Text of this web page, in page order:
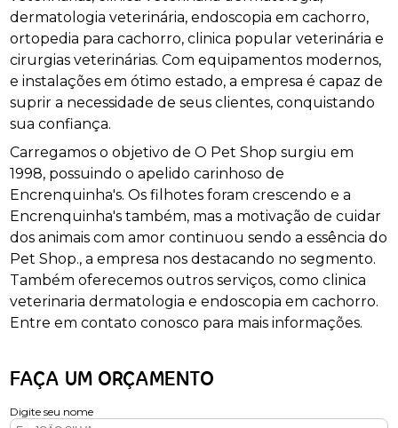
dermatologia veterinária, endoscopia em cachorro,
ortopedia para cachorro, clinica popular veterinária e
cirurgias veterinárias. Com equipamentos modernos,
e instalações em ótimo estado, a empresa é capaz de
suprir a necessidade de seus clientes, conquistando
sua confiança.
Carregamos o objetivo de O Pet Shop surgiu em
1998, possuindo o apelido carinhoso de
Encrenquinha's. Os filhotes foram crescendo e a
Encrenquinha's também, mas a motivação de cuidar
dos animais com amor continuou sendo a essência do
Pet Shop., a empresa nos destacando no segmento.
Também oferecemos outros serviços, como clinica
veterinaria dermatologia e endoscopia em cachorro.
Entre em contato conosco para mais informações.
FAÇA UM ORÇAMENTO
Digite seu nome